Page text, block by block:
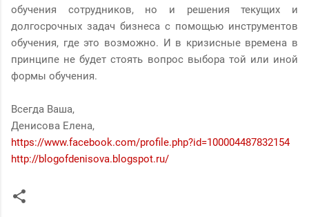
обучения сотрудников, но и решения текущих и
долгосрочных задач бизнеса с помощью инструментов
обучения, где это возможно. И в кризисные времена в
принципе не будет стоять вопрос выбора той или иной
формы обучения.
Всегда Ваша,
Денисова Елена,
https://www.facebook.com/profile.php?id=100004487832154
http://blogofdenisova.blogspot.ru/